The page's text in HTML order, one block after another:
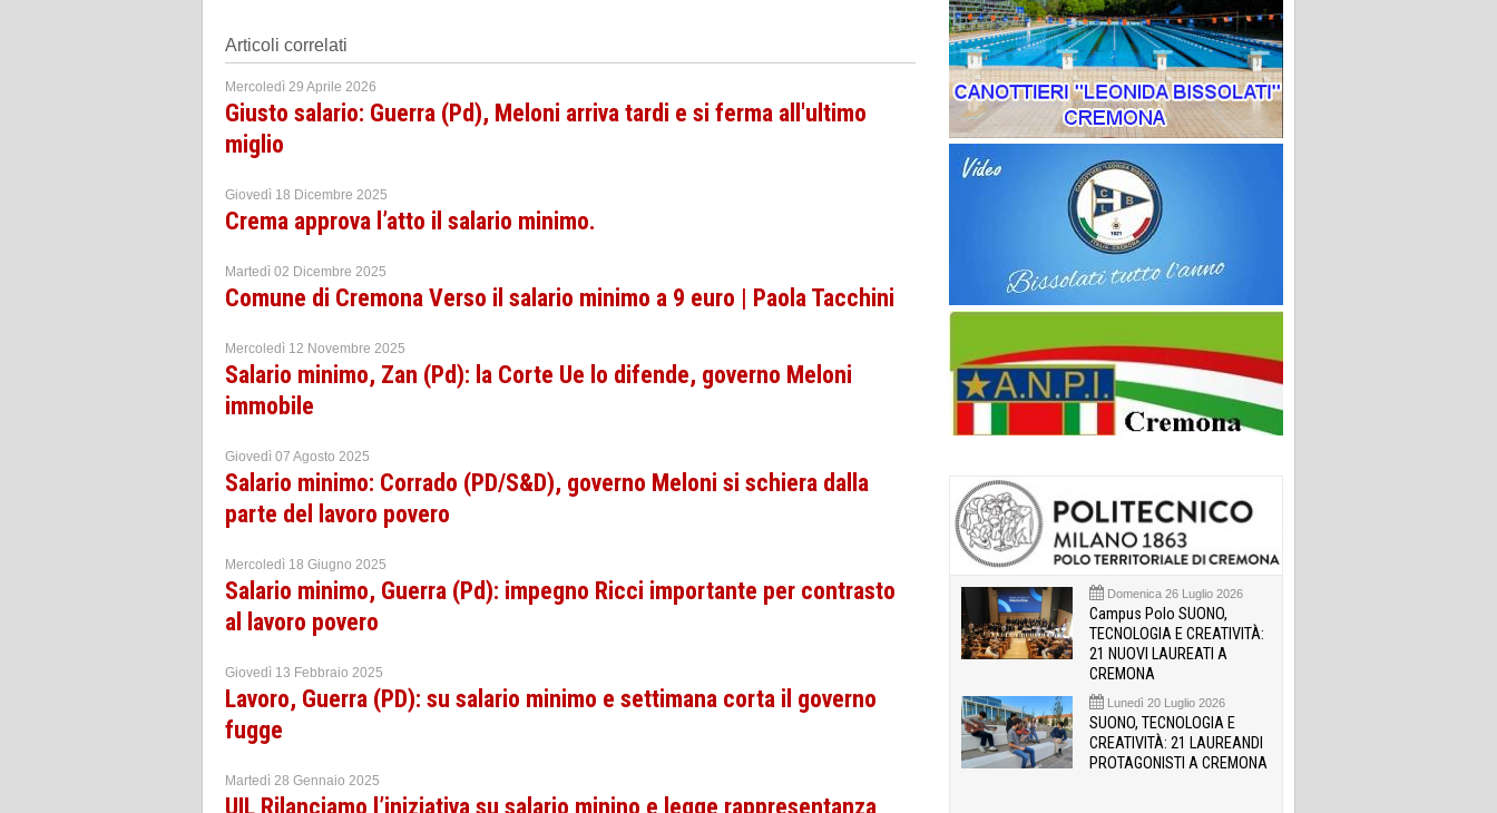
Articoli correlati
Mercoledì 29 Aprile 2026
Giusto salario: Guerra (Pd), Meloni arriva tardi e si ferma all'ultimo
miglio
Giovedì 18 Dicembre 2025
Crema approva l’atto il salario minimo.
Martedì 02 Dicembre 2025
Comune di Cremona Verso il salario minimo a 9 euro | Paola Tacchini
Mercoledì 12 Novembre 2025
Salario minimo, Zan (Pd): la Corte Ue lo difende, governo Meloni
immobile
Giovedì 07 Agosto 2025
Salario minimo: Corrado (PD/S&D), governo Meloni si schiera dalla
parte del lavoro povero
Mercoledì 18 Giugno 2025
Salario minimo, Guerra (Pd): impegno Ricci importante per contrasto
al lavoro povero
Giovedì 13 Febbraio 2025
Lavoro, Guerra (PD): su salario minimo e settimana corta il governo
fugge
Martedì 28 Gennaio 2025
UIL Rilanciamo l’iniziativa su salario minino e legge rappresentanza
Domenica 26 Luglio 2026
Campus Polo SUONO,
TECNOLOGIA E CREATIVITÀ:
21 NUOVI LAUREATI A
CREMONA
Lunedì 20 Luglio 2026
SUONO, TECNOLOGIA E
CREATIVITÀ: 21 LAUREANDI
PROTAGONISTI A CREMONA